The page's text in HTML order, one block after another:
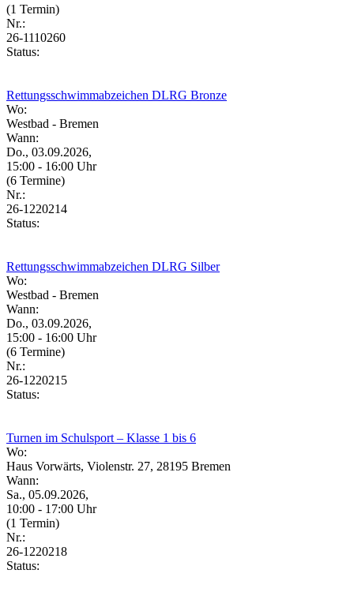
(1 Termin)
Nr.:
26-1110260
Status:
Rettungsschwimmabzeichen DLRG Bronze
Wo:
Westbad - Bremen
Wann:
Do., 03.09.2026,
15:00 - 16:00 Uhr
(6 Termine)
Nr.:
26-1220214
Status:
Rettungsschwimmabzeichen DLRG Silber
Wo:
Westbad - Bremen
Wann:
Do., 03.09.2026,
15:00 - 16:00 Uhr
(6 Termine)
Nr.:
26-1220215
Status:
Turnen im Schulsport – Klasse 1 bis 6
Wo:
Haus Vorwärts, Violenstr. 27, 28195 Bremen
Wann:
Sa., 05.09.2026,
10:00 - 17:00 Uhr
(1 Termin)
Nr.:
26-1220218
Status: